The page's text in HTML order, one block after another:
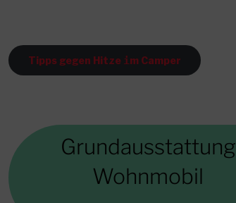
Tipps gegen Hitze im Camper
Grundausstattung
Wohnmobil